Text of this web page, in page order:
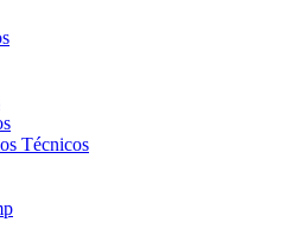
Técnicos